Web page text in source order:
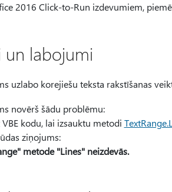
2016 Click-to-Run izdevumiem,
un labojumi
uzlabo korejiešu teksta rakstīšanas
novērš šādu problēmu:
kodu, lai izsauktu metodi
ziņojums:
metode "Lines" neizdevās.